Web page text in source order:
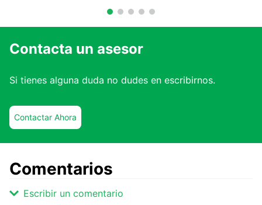
Contacta un asesor
Si tienes alguna duda no dudes en escribirnos.
Contactar Ahora
Comentarios
Escribir un comentario